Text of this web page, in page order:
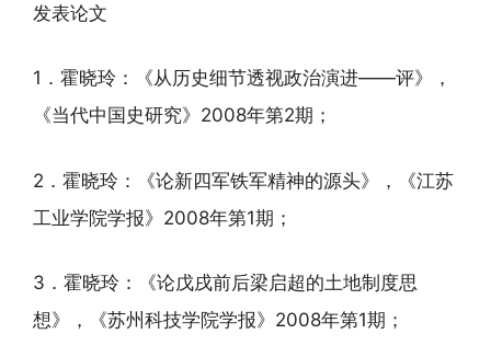
发表论文
1．霍晓玲：《从历史细节透视政治演进——评》，
《当代中国史研究》2008年第2期；
2．霍晓玲：《论新四军铁军精神的源头》，《江苏
工业学院学报》2008年第1期；
3．霍晓玲：《论戊戌前后梁启超的土地制度思
想》，《苏州科技学院学报》2008年第1期；